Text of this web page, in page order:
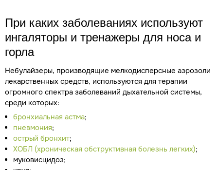
При каких заболеваниях используют
ингаляторы и тренажеры для носа и
горла
Небулайзеры, производящие мелкодисперсные аэрозоли
лекарственных средств, используются для терапии
огромного спектра заболеваний дыхательной системы,
среди которых:
бронхиальная астма;
пневмония;
острый бронхит;
ХОБЛ (хроническая обструктивная болезнь легких);
муковисцидоз;